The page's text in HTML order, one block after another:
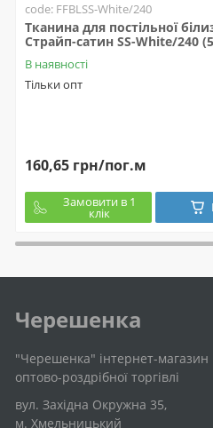
code: FFBLSS-White/240
Тканина для постільної
Страйп-сатин SS-White/240
В наявності
Тільки опт
160,65 грн/пог.м
Замовити в 1
клік
Черешенка
"Черешенка" інтернет-магазин
оптово-роздрібної торгівлі
вул. Західна Окружна 35,
м. Хмельницький